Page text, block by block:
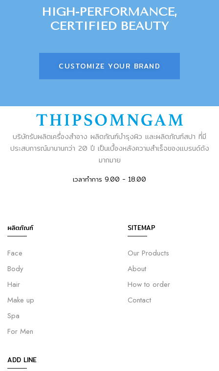
HIGH-PERFORMANCE,
CERTIFIED BEAUTY
CUSTOMIZE YOUR BRAND
บริษัทรับผลิตเครื่องสำอาง ผลิตภัณฑ์บำรุงผิว และผลิตภัณฑ์สปา ที่มี
ประสบการณ์มานานกว่า 20 ปี เป็นเบื้องหลังความสำเร็จของแบรนด์ดัง
มากมาย
เวลาทำการ 9.00 - 18.00
ผลิตภัณฑ์
Face
Body
Hair
Make up
Spa
For Men
SITEMAP
Our Products
About
How to order
Contact
ADD LINE